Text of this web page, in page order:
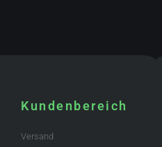
Kundenbereich
Versand